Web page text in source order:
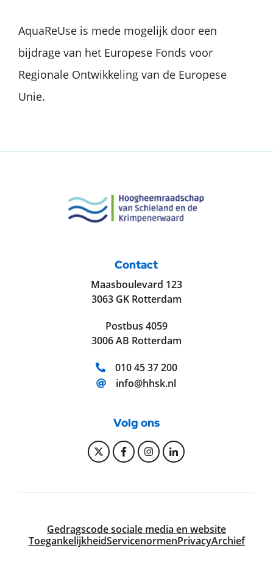
AquaReUse is mede mogelijk door een
bijdrage van het Europese Fonds voor
Regionale Ontwikkeling van de Europese
Unie.
Contact
Maasboulevard 123
3063 GK Rotterdam
Postbus 4059
3006 AB Rotterdam
Telefoonnummer:
010 45 37 200
E-mailadres:
info@hhsk.nl
Volg ons
Bekijk onze Twitter pagina
Bekijk onze Facebook
Bekijk onze Instagram
Bekijk onze
Gedragscode sociale media en website
ToegankelijkheidServicenormenPrivacyArchief